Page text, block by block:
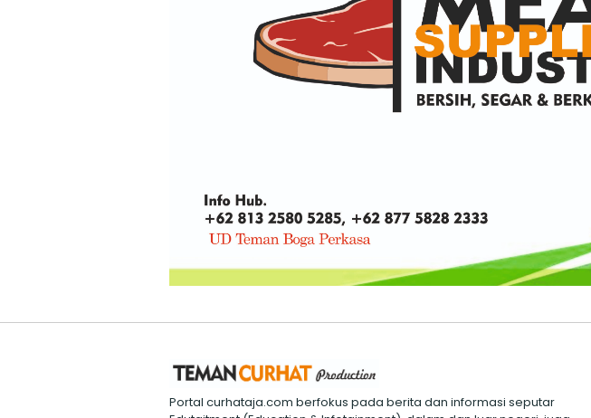
Portal curhataja.com berfokus pada berita dan informasi seputar